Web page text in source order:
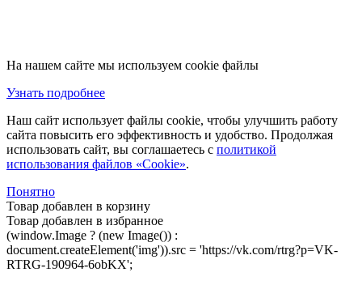
На нашем сайте мы используем cookie файлы
Узнать подробнее
Наш сайт использует файлы cookie, чтобы улучшить работу
сайта повысить его эффективность и удобство. Продолжая
использовать сайт, вы соглашаетесь с политикой
использования файлов «Cookie».
Понятно
Товар добавлен в корзину
Товар добавлен в избранное
(window.Image ? (new Image()) :
document.createElement('img')).src = 'https://vk.com/rtrg?p=VK-
RTRG-190964-6obKX';